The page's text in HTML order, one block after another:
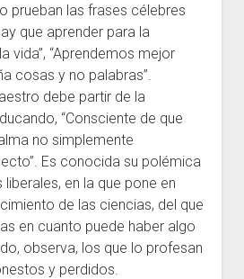
prueban las frases célebres
que aprender para la
vida”, “Aprendemos mejor
cosas y no palabras”.
debe partir de la
“Consciente de que
no simplemente
Es conocida su polémica
en la que pone en
de las ciencias, del que
en cuanto puede haber algo
observa, los que lo profesan
y perdidos.